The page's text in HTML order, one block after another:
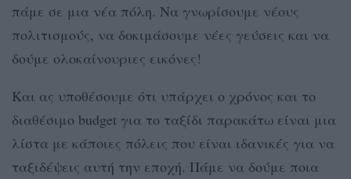
πάμε σε μια νέα πόλη. Να γνωρίσουμε νέους
πολιτισμούς, να δοκιμάσουμε νέες γεύσεις και να
δούμε ολοκαίνουριες εικόνες!
Και ας υποθέσουμε ότι υπάρχει ο χρόνος και το
διαθέσιμο budget για το ταξίδι παρακάτω είναι μια
λίστα με κάποιες πόλεις που είναι ιδανικές για να
ταξιδέψεις αυτή την εποχή. Πάμε να δούμε ποια